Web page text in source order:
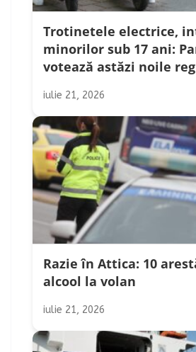
Trotinetele electrice,
minorilor sub 17 ani:
votează astăzi noile
iulie 21, 2026
Razie în Attica: 10
alcool la volan
iulie 21, 2026